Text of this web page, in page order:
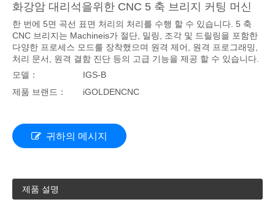
화강암 대리석을위한 CNC 5 축 브리지 커팅 머신
한 번에 5면 곡선 표면 처리의 처리를 수행 할 수 있습니다. 5 축
CNC 브리지는 Machineis가 절단, 밀링, 조각 및 드릴링을 포함한
다양한 프로세스 모드를 장착했으며 원격 제어, 원격 프로그래밍,
처리 문서, 원격 결함 진단 등의 고급 기능을 제공 할 수 있습니다.
모델：
IGS-B
제품 브랜드：
iGOLDENCNC
귀하의 메시지
제품 설명